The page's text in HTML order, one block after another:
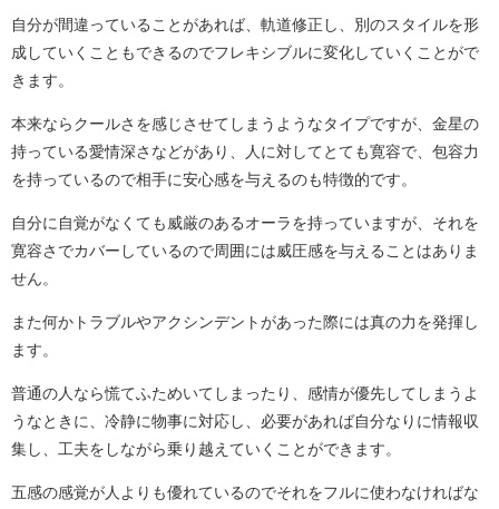
自分が間違っていることがあれば、軌道修正し、別のスタイルを形
成していくこともできるのでフレキシブルに変化していくことがで
きます。
本来ならクールさを感じさせてしまうようなタイプですが、金星の
持っている愛情深さなどがあり、人に対してとても寛容で、包容力
を持っているので相手に安心感を与えるのも特徴的です。
自分に自覚がなくても威厳のあるオーラを持っていますが、それを
寛容さでカバーしているので周囲には威圧感を与えることはありま
せん。
また何かトラブルやアクシンデントがあった際には真の力を発揮し
ます。
普通の人なら慌てふためいてしまったり、感情が優先してしまうよ
うなときに、冷静に物事に対応し、必要があれば自分なりに情報収
集し、工夫をしながら乗り越えていくことができます。
五感の感覚が人よりも優れているのでそれをフルに使わなければな